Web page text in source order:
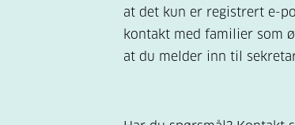
at det kun er registrert e-
kontakt med familier som
at du melder inn til